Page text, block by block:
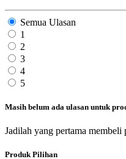
Semua Ulasan
1
2
3
4
5
Masih belum ada ulasan untuk
Jadilah yang pertama
Produk Pilihan